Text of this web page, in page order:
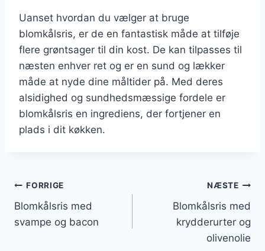
Uanset hvordan du vælger at bruge
blomkålsris, er de en fantastisk måde at tilføje
flere grøntsager til din kost. De kan tilpasses til
næsten enhver ret og er en sund og lækker
måde at nyde dine måltider på. Med deres
alsidighed og sundhedsmæssige fordele er
blomkålsris en ingrediens, der fortjener en
plads i dit køkken.
Indlægsnavigation
FORRIGE
Blomkålsris med
svampe og bacon
NÆSTE
Blomkålsris med
krydderurter og
olivenolie